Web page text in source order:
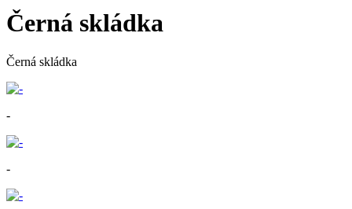
Černá skládka
Černá skládka
-
-